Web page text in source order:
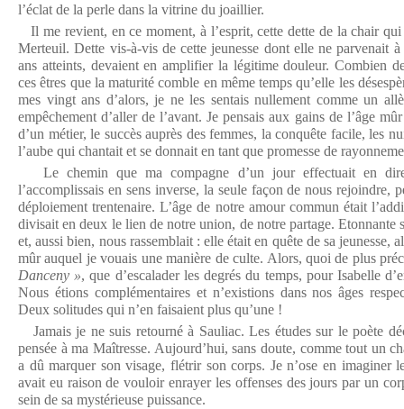
l’éclat de la perle dans la vitrine du joaillier.
Il me revient, en ce moment, à l’esprit, cette dette de la chair
Merteuil. Dette vis-à-vis de cette jeunesse dont elle ne parvenait
ans atteints, devaient en amplifier la légitime douleur. Combien
ces êtres que la maturité comble en même temps qu’elle les
mes vingt ans d’alors, je ne les sentais nullement comme un
empêchement d’aller de l’avant. Je pensais aux gains de l’âge
d’un métier, le succès auprès des femmes, la conquête facile, les
l’aube qui chantait et se donnait en tant que promesse de
Le chemin que ma compagne d’un jour effectuait en
l’accomplissais en sens inverse, la seule façon de nous rejoindre,
déploiement trentenaire. L’âge de notre amour commun était
divisait en deux le lien de notre union, de notre partage. Etonnante
et, aussi bien, nous rassemblait : elle était en quête de sa jeunesse,
mûr auquel je vouais une manière de culte. Alors, quoi de plus
Danceny », que d’escalader les degrés du temps, pour Isabelle
Nous étions complémentaires et n’existions dans nos âges
Deux solitudes qui n’en faisaient plus qu’une !
Jamais je ne suis retourné à Sauliac. Les études sur le poète
pensée à ma Maîtresse. Aujourd’hui, sans doute, comme tout un
a dû marquer son visage, flétrir son corps. Je n’ose en imaginer
avait eu raison de vouloir enrayer les offenses des jours par un
sein de sa mystérieuse puissance.